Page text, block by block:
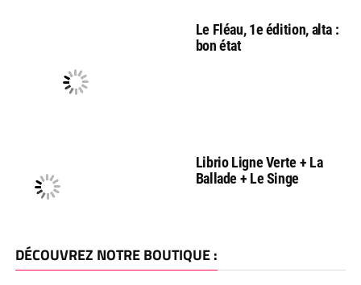
Le Fléau, 1e édition, alta :
bon état
Librio Ligne Verte + La
Ballade + Le Singe
DÉCOUVREZ NOTRE BOUTIQUE :